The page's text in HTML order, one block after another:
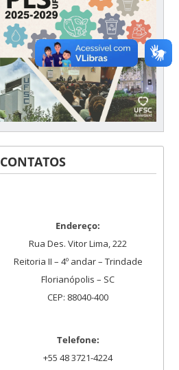
CONTATOS
Endereço:
Rua Des. Vitor Lima, 222
Reitoria II – 4º andar – Trindade
Florianópolis – SC
CEP: 88040-400
Telefone:
+55 48 3721-4224